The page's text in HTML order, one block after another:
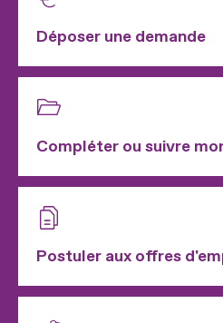
Déposer une demande
Compléter ou suivre
Postuler aux offres